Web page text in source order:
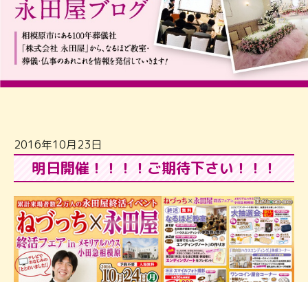
2016年10月23日
明日開催！！！！ご期待下さい！！！